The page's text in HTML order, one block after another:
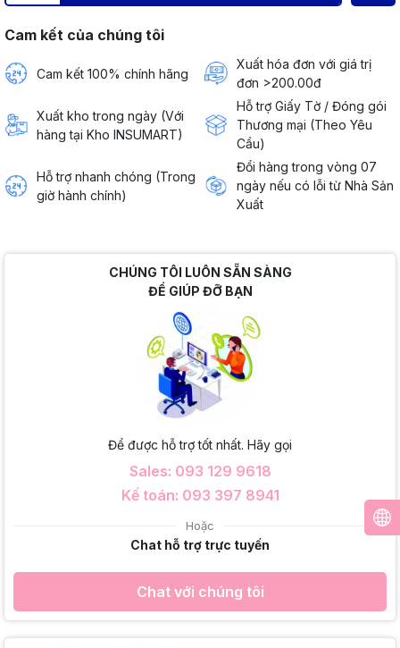
Cam kết của chúng tôi
Cam kết 100% chính hãng
Xuất hóa đơn với giá trị
đơn >200.00đ
Xuất kho trong ngày (Với
hàng tại Kho INSUMART)
Hỗ trợ Giấy Tờ / Đóng gói
Thương mại (Theo Yêu
Cầu)
Hỗ trợ nhanh chóng (Trong
giờ hành chính)
Đổi hàng trong vòng 07
ngày nếu có lỗi từ Nhà Sản
Xuất
CHÚNG TÔI LUÔN SẴN SÀNG
ĐỂ GIÚP ĐỠ BẠN
Để được hỗ trợ tốt nhất. Hãy gọi
Sales: 093 129 9618
Kế toán: 093 397 8941
Hoặc
Chat hỗ trợ trực tuyến
Chat với chúng tôi